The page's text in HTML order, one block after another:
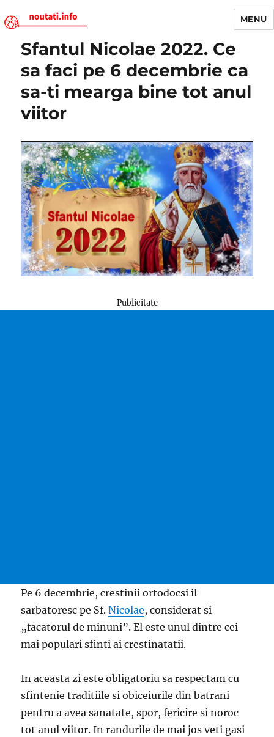
Noutati.Info
MENU
Sfantul Nicolae 2022. Ce
sa faci pe 6 decembrie ca
sa-ti mearga bine tot anul
viitor
Publicitate
Pe 6 decembrie, crestinii ortodocsi il
sarbatoresc pe Sf.Nicolae, considerat si
„facatorul de minuni”. El este unul dintre cei
mai populari sfinti ai crestinatatii.
In aceasta zi este obligatoriu sa respectam cu
sfintenie traditiile si obiceiurile din batrani
pentru a avea sanatate, spor, fericire si noroc
tot anul viitor. In randurile de mai jos veti gasi